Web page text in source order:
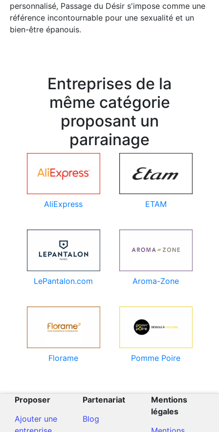
personnalisé, Passage du Désir s'impose comme une
référence incontournable pour une sexualité et un
bien-être épanouis.
Entreprises de la
même catégorie
proposant un
parrainage
AliExpress ETAM
LePantalon.com Aroma-Zone
Florame Pomme Poire
Proposer
Ajouter une
Partenariat
Blog
Mentions
légales